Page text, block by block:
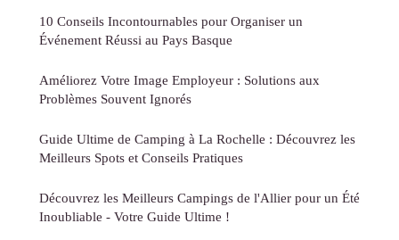
10 Conseils Incontournables pour Organiser un
Événement Réussi au Pays Basque
Améliorez Votre Image Employeur : Solutions aux
Problèmes Souvent Ignorés
Guide Ultime de Camping à La Rochelle : Découvrez les
Meilleurs Spots et Conseils Pratiques
Découvrez les Meilleurs Campings de l'Allier pour un Été
Inoubliable - Votre Guide Ultime !